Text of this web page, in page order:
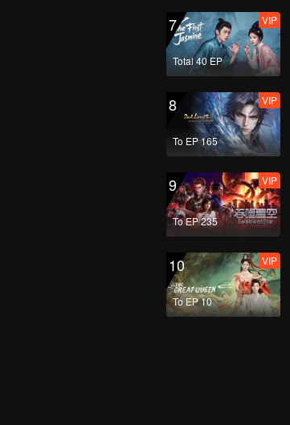
7
Total 40 EP
VIP
8
To EP 165
VIP
9
To EP 235
VIP
10
To EP 10
VIP